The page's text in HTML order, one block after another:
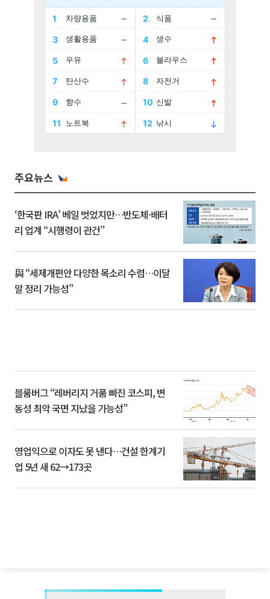
주요뉴스
‘한국판 IRA’ 베일 벗었지만…반도체·배터
리 업계 “시행령이 관건”
與 “세제개편안 다양한 목소리 수렴…이달
말 정리 가능성”
블룸버그 “레버리지 거품 빠진 코스피, 변
동성 최악 국면 지났을 가능성”
영업익으로 이자도 못 낸다…건설 한계기
업 5년 새 62→173곳